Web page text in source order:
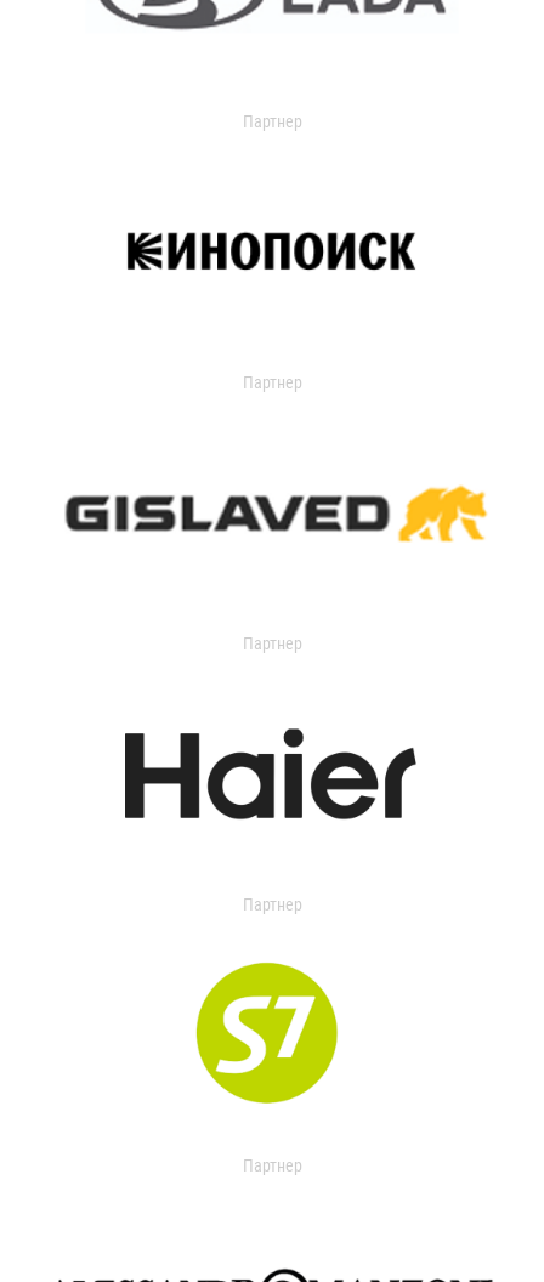
Партнер
Партнер
Партнер
Партнер
Партнер